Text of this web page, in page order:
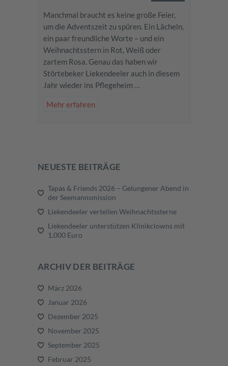
Manchmal braucht es keine große Feier,
um die Adventszeit zu spüren. Ein Lächeln,
ein paar freundliche Worte – und ein
Weihnachtsstern in Rot, Weiß oder
zartem Rosa. Genau das haben wir
Störtebeker Liekendeeler auch in diesem
Jahr wieder ins Pflegeheim …
Mehr erfahren
NEUESTE BEITRÄGE
Tapas & Friends 2026 – Gelungener Abend in
der Seemannsmission
Liekendeeler verteilen Weihnachtssterne
Liekendeeler unterstützen Klinikclowns mit
1.000 Euro
ARCHIV DER BEITRÄGE
März 2026
Januar 2026
Dezember 2025
November 2025
September 2025
Februar 2025